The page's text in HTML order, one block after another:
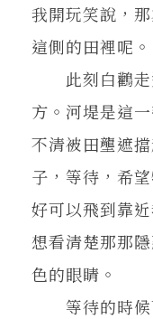
我開玩笑說，
這側的田裡呢。
此刻白鸛走
方。河堤是這
不清被田壟遮
子，等待，希
好可以飛到靠
想看清楚那那
色的眼睛。
等待的時候